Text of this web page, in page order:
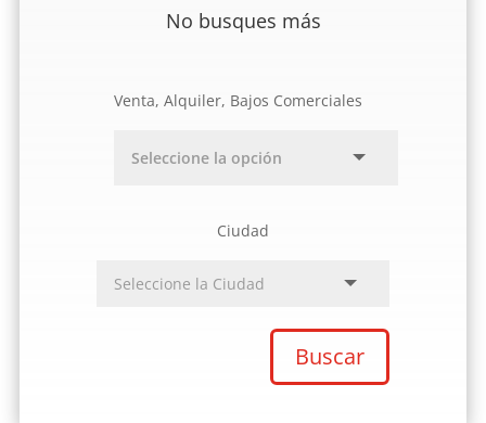
No busques más
Venta, Alquiler, Bajos Comerciales
Ciudad
Buscar